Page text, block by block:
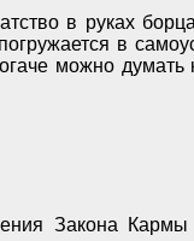
в руках
в
можно думать
Закона Кармы